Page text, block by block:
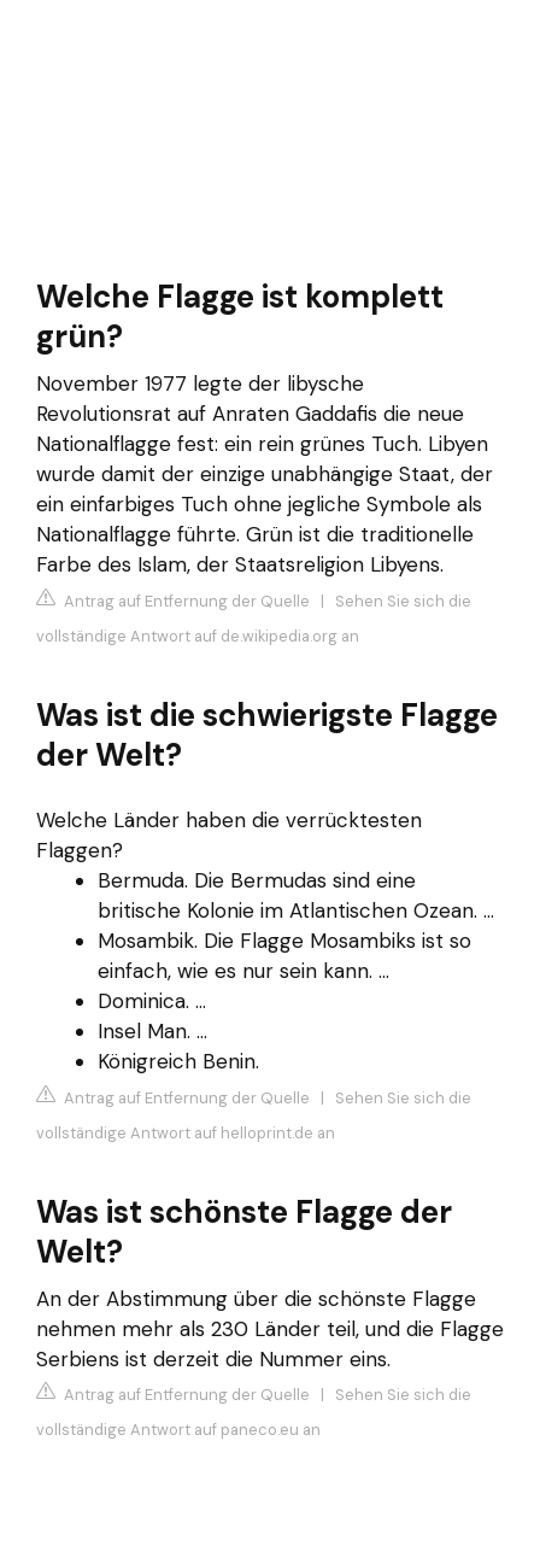
Welche Flagge ist komplett
grün?
November 1977 legte der libysche
Revolutionsrat auf Anraten Gaddafis die neue
Nationalflagge fest: ein rein grünes Tuch. Libyen
wurde damit der einzige unabhängige Staat, der
ein einfarbiges Tuch ohne jegliche Symbole als
Nationalflagge führte. Grün ist die traditionelle
Farbe des Islam, der Staatsreligion Libyens.
Antrag auf Entfernung der Quelle | Sehen Sie sich die
vollständige Antwort auf de.wikipedia.org an
Was ist die schwierigste Flagge
der Welt?
Welche Länder haben die verrücktesten
Flaggen?
Bermuda. Die Bermudas sind eine
britische Kolonie im Atlantischen Ozean. ...
Mosambik. Die Flagge Mosambiks ist so
einfach, wie es nur sein kann. ...
Dominica. ...
Insel Man. ...
Königreich Benin.
Antrag auf Entfernung der Quelle | Sehen Sie sich die
vollständige Antwort auf helloprint.de an
Was ist schönste Flagge der
Welt?
An der Abstimmung über die schönste Flagge
nehmen mehr als 230 Länder teil, und die Flagge
Serbiens ist derzeit die Nummer eins.
Antrag auf Entfernung der Quelle | Sehen Sie sich die
vollständige Antwort auf paneco.eu an